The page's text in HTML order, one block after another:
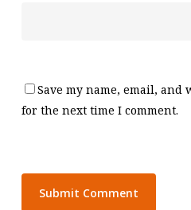
Save my name, email,
for the next time I comment.